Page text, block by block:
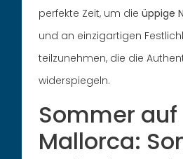
perfekte Zeit, um dieüppige
und an einzigartigen
teilzunehmen, die die
widerspiegeln.
Sommer auf
Mallorca: